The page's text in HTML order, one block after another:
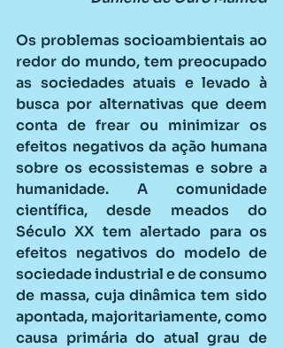
Os problemas socioambientais ao
redor do mundo, tem preocupado
as sociedades atuais e levado à
busca por alternativas que deem
conta de frear ou minimizar os
efeitos negativos da ação humana
sobre os ecossistemas e sobre a
humanidade. A comunidade
científica, desde meados do
Século XX tem alertado para os
efeitos negativos do modelo de
sociedade industrial e de consumo
de massa, cuja dinâmica tem sido
apontada, majoritariamente, como
causa primária do atual grau de